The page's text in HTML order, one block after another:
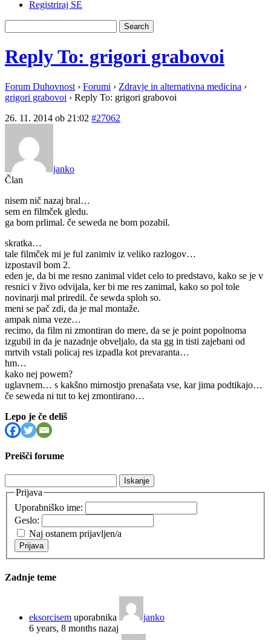
Registriraj SE
Reply To: grigori grabovoi
Forum Duhovnost › Forumi › Zdravje in alternativna medicina ›
grigori grabovoi › Reply To: grigori grabovoi
26. 11. 2014 ob 21:02 #27062
janko
Član
nisem nič nazaj bral…
sem en filmček gledu.
ga bom prlimal. če seweda ne bom pozabil.
skratka…
tale filmček mi je ful zanimiv iz veliko razlogov…
izpostavil bom 2.
eden je, da bi me resno zanimal videt celo to predstavo, kako se je v
resnici v živo odvijala, ker bi me res zanimal, kako so pol tole
novinarji mal priredil. če sewda sploh so.
meni se pač zdi, da je mal montaže.
ampak nima veze…
recimo, da film ni zmontiran do mere, da se je point popolnoma
izgubil in da je nazadnje obveljalo, da sta gg in tisti zajebani od
mrtvih vstali policaj res izpadla kot prevaranta…
hm…
kako nej powem?
uglavnem… s kakšno mirnostjo prenašata vse, kar jima podtikajo…
če seweda ni tut to kej zmontirano…
Lepo je če deliš
Preišči forume
Prijava
Uporabniško ime:
Geslo:
Naj ostanem prijavljen/a
Prijava
Zadnje teme
eksorcisem uporabnika
janko
6 years, 8 months nazaj